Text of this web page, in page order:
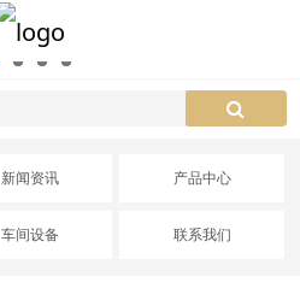
新闻资讯 产品中心
车间设备 联系我们